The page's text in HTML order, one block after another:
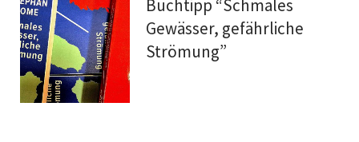
Buchtipp “Schmales
Gewässer, gefährliche
Strömung”